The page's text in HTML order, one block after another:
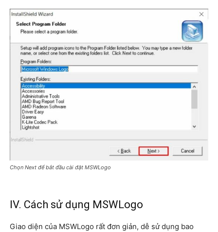
Chọn Next để bắt đầu cài đặt MSWLogo
IV. Cách sử dụng MSWLogo
Giao diện của MSWLogo rất đơn giản, dễ sử dụng bao